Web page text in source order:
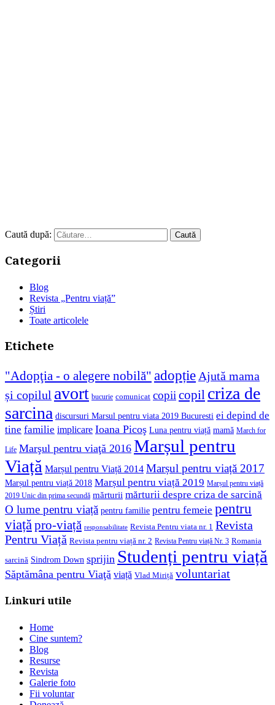
Caută după:
Categorii
Blog
Revista „Pentru viață”
Știri
Toate articolele
Etichete
"Adopţia - o alegere nobilă" adopție Ajută mama
și copilul avort bucurie comunicat copii copil criza de
sarcina discursuri Marsul pentru viata 2019 Bucuresti ei depind de
tine familie implicare Ioana Picoş Luna pentru viață mamă March for
Life Marşul pentru viaţă 2016 Marșul pentru
Viață Marșul pentru Viață 2014 Marșul pentru viață 2017
Marșul pentru viață 2018 Marșul pentru viață 2019 Marșul pentru viață
2019 Unic din prima secundă mărturii mărturii despre criza de sarcină
O lume pentru viață pentru familie pentru femeie pentru
viață pro-viață responsabilitate Revista Pentru viata nr. 1 Revista
Pentru Viață Revista pentru viață nr. 2 Revista Pentru viață Nr. 3 Romania
sarcină Sindrom Down sprijin Studenți pentru viață
Săptămâna pentru Viaţă viață Vlad Miriță voluntariat
Linkuri utile
Home
Cine suntem?
Blog
Resurse
Revista
Galerie foto
Fii voluntar